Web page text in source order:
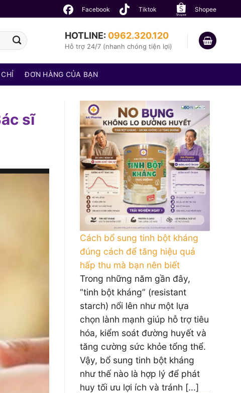
Facebook Tiktok Shopee
HOTLINE: 0962.320.120
Hỗ trợ 24/7 (nhanh chóng tiện lợi)
ĐƠN HÀNG CỦA BẠN
sĩ
Cách bổ sung tinh bột kháng
đúng cách để tăng hiệu quả
hấp thu mà bạn nên biết
Trong những năm gần đây,
“tinh bột kháng” (resistant
starch) nổi lên như một lựa
chọn lành mạnh giúp hỗ trợ tiêu
hóa, kiểm soát đường huyết và
tăng cường sức khỏe tổng thể.
Vậy, bổ sung tinh bột kháng
như thế nào là hợp lý để phát
huy tối ưu lợi ích và tránh [...]